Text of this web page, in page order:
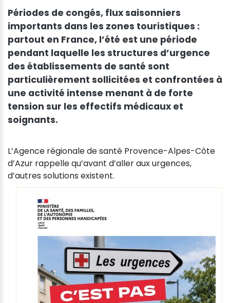
Périodes de congés, flux saisonniers
importants dans les zones touristiques :
partout en France, l’été est une période
pendant laquelle les structures d’urgence
des établissements de santé sont
particulièrement sollicitées et confrontées à
une activité intense menant à de forte
tension sur les effectifs médicaux et
soignants.
L’Agence régionale de santé Provence-Alpes-Côte
d’Azur rappelle qu’avant d’aller aux urgences,
d’autres solutions existent.